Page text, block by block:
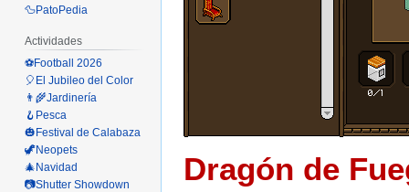
Dragón de
🦆PatoPedia
Actividades
⚽Football 2026
🎈El Jubileo del Color
👨‍🌾Jardinería
🪝Pesca
🎃Festival de Calabaza
🦖Neopets
🎄Navidad
📷Shutter Showdown